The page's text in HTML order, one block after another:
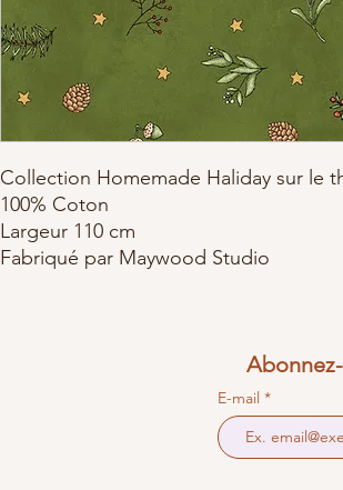
Collection Homemade Haliday sur le
100% Coton
Largeur 110 cm
Fabriqué par Maywood Studio
E-mail